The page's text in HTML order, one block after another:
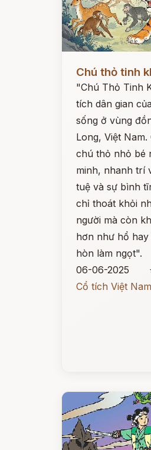
Chú thỏ tinh
"Chú Thỏ Tinh
tích dân gian
sống ở vùng
Long, Việt
chú thỏ nhỏ bé
minh, nhanh trí
tuệ và sự bình
chỉ thoát khỏi
người mà còn
hơn như hổ
hòn làm ngọt".
06-06-2025
Cổ tích Việt Nam